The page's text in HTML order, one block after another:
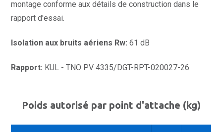
montage conforme aux détails de construction dans le
rapport d'essai.
Isolation aux bruits aériens Rw: 61 dB
Rapport: KUL - TNO PV 4335/DGT-RPT-020027-26
Poids autorisé par point d'attache (kg)